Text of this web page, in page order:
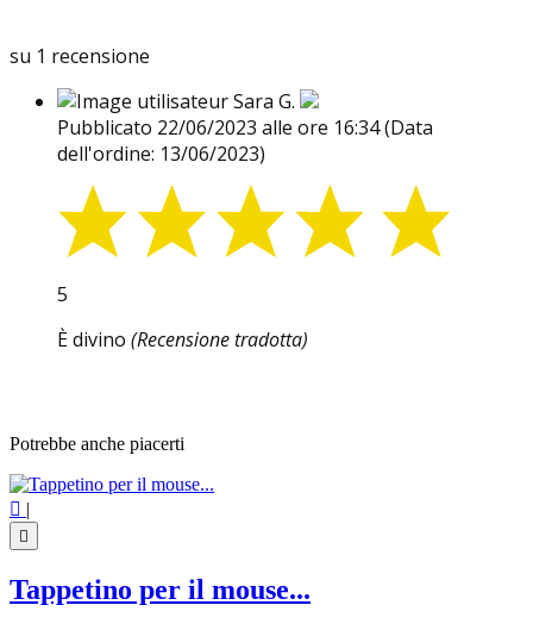
su 1 recensione
Sara G.
Pubblicato 22/06/2023 alle ore 16:34(Data
dell'ordine: 13/06/2023)
5
È divino (Recensione tradotta)
Potrebbe anche piacerti
 |

Tappetino per il mouse...